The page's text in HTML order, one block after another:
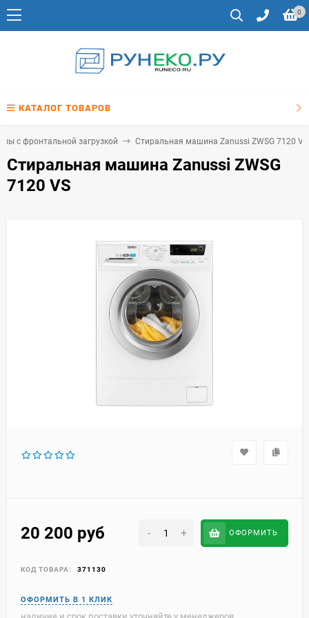
0
КАТАЛОГ ТОВАРОВ
с фронтальной загрузкой Стиральная машина Zanussi ZWSG 7120 VS
Стиральная машина Zanussi ZWSG
7120 VS
20 200 руб - + ОФОРМИТЬ
КОД ТОВАРА: 371130